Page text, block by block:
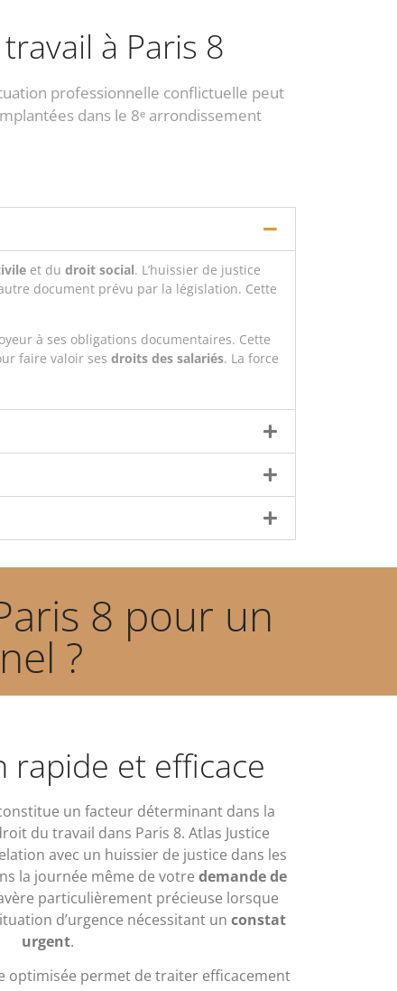
à Paris 8
professionnelle conflictuelle peut
dans le 8ᵉ arrondissement
et du droit social. L’huissier de justice
document prévu par la législation. Cette
à ses obligations documentaires. Cette
faire valoir ses droits des salariés. La force
8 pour un
?
rapide et efficace
un facteur déterminant dans la
du travail dans Paris 8. Atlas Justice
avec un huissier de justice dans les
la journée même de votre demande de
particulièrement précieuse lorsque
d’urgence nécessitant un constat
urgent.
optimisée permet de traiter efficacement